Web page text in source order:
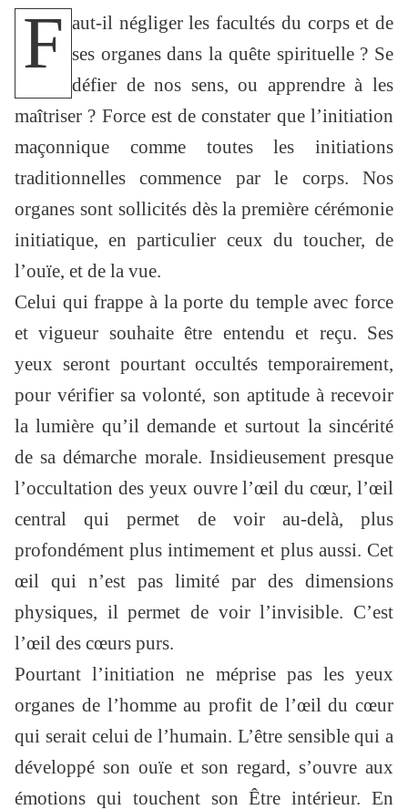
F aut-il négliger les facultés du corps et de
ses organes dans la quête spirituelle ? Se
défier de nos sens, ou apprendre à les
maîtriser ? Force est de constater que l’initiation
maçonnique comme toutes les initiations
traditionnelles commence par le corps. Nos
organes sont sollicités dès la première cérémonie
initiatique, en particulier ceux du toucher, de
l’ouïe, et de la vue.
Celui qui frappe à la porte du temple avec force
et vigueur souhaite être entendu et reçu. Ses
yeux seront pourtant occultés temporairement,
pour vérifier sa volonté, son aptitude à recevoir
la lumière qu’il demande et surtout la sincérité
de sa démarche morale. Insidieusement presque
l’occultation des yeux ouvre l’œil du cœur, l’œil
central qui permet de voir au-delà, plus
profondément plus intimement et plus aussi. Cet
œil qui n’est pas limité par des dimensions
physiques, il permet de voir l’invisible. C’est
l’œil des cœurs purs.
Pourtant l’initiation ne méprise pas les yeux
organes de l’homme au profit de l’œil du cœur
qui serait celui de l’humain. L’être sensible qui a
développé son ouïe et son regard, s’ouvre aux
émotions qui touchent son Être intérieur. En